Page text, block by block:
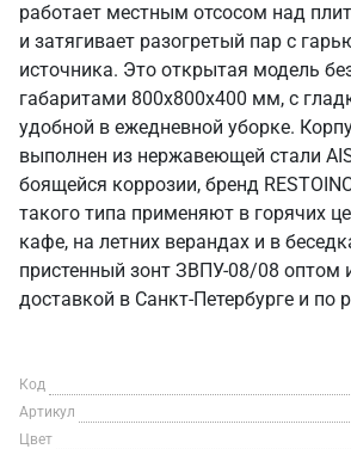
работает местным отсосом над
и затягивает разогретый пар с
источника. Это открытая модель
габаритами 800х800х400 мм, с
удобной в ежедневной уборке.
выполнен из нержавеющей стали
боящейся коррозии, бренд
такого типа применяют в горячих
кафе, на летних верандах и в
пристенный зонт ЗВПУ-08/08 оптом
доставкой в Санкт‑Петербурге и по
Код
Артикул
Цвет